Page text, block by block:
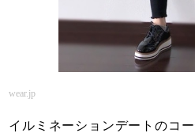
wear.jp
イルミネーションデートのコ